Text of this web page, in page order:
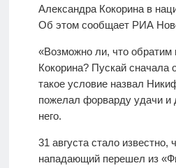
Александра Кокорина в
Об этом сообщает РИА
«Возможно ли, что обратим
Кокорина? Пускай сначала
такое условие назвал
пожелал форварду удачи и
него.
31 августа стало известно,
нападающий перешел из